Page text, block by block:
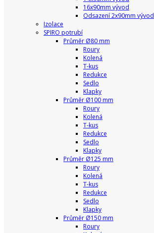
16x90mm vývod
Odsazení 2x90mm vývod
Izolace
SPIRO potrubí
Průměr Ø80 mm
Roury
Kolená
T-kus
Redukce
Sedlo
Klapky
Průměr Ø100 mm
Roury
Kolená
T-kus
Redukce
Sedlo
Klapky
Průměr Ø125 mm
Roury
Kolená
T-kus
Redukce
Sedlo
Klapky
Průměr Ø150 mm
Roury